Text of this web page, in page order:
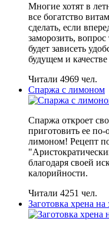
Многие хотят в
все богатство
сделать, если
заморозить,
будет зависеть
будущем и
Читали 4969 чел.
Спаржа с лимоном
Спаржа откроет
приготовить ее
лимоном! Рецепт
благодаря своей
калорийности.
Читали 4251 чел.
Заготовка хрена на